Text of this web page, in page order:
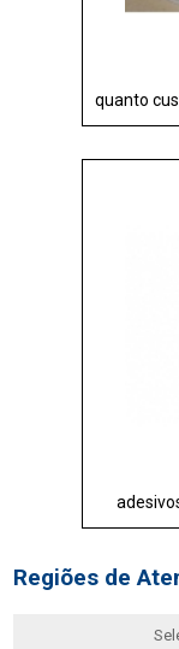
quanto
Regiões de